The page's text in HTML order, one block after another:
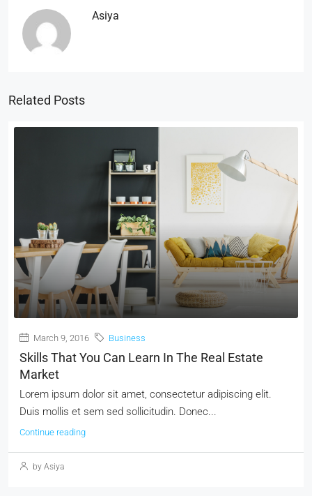
Asiya
Related Posts
March 9, 2016 Business
Skills That You Can Learn In The Real Estate
Market
Lorem ipsum dolor sit amet, consectetur adipiscing elit.
Duis mollis et sem sed sollicitudin. Donec...
Continue reading
by Asiya